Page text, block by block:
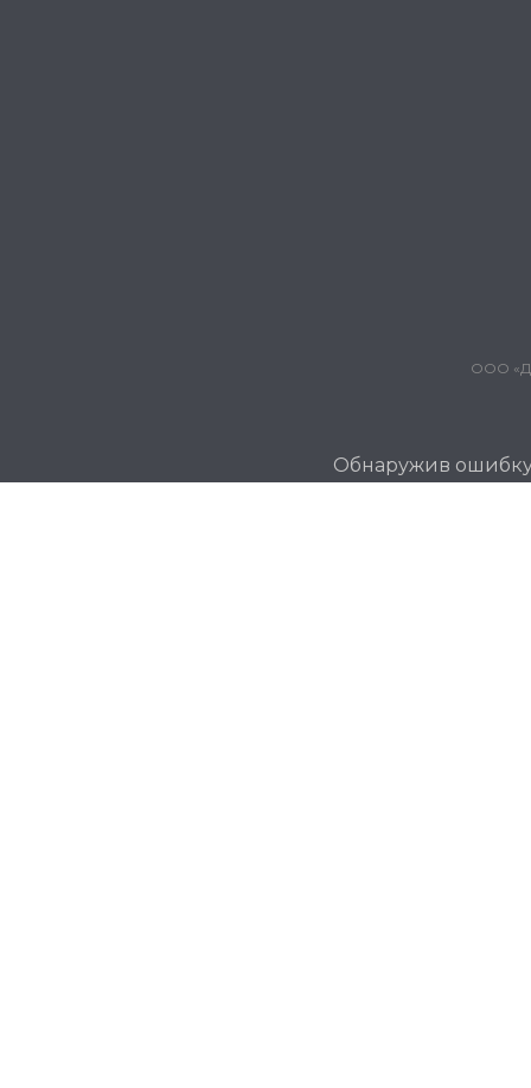
ООО
Обнаружив ошибку